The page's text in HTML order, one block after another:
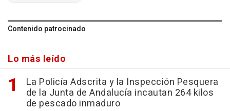
Contenido patrocinado
Lo más leído
La Policía Adscrita y la Inspección Pesquera
de la Junta de Andalucía incautan 264 kilos
de pescado inmaduro